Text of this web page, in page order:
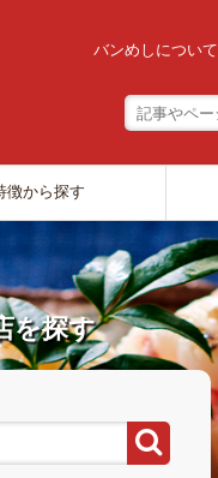
バンめしについて
徴から探す
を探す